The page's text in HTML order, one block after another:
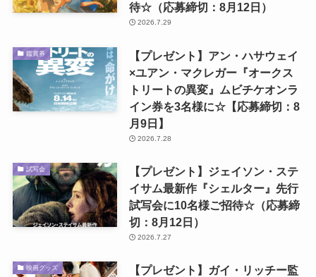
待☆（応募締切：8月12日）
2026.7.29
鑑賞券
【プレゼント】アン・ハサウェイ
×ユアン・マクレガー『オークス
トリートの異変』ムビチケオンラ
イン券を3名様に☆【応募締切：8
月9日】
2026.7.28
試写会
【プレゼント】ジェイソン・ステ
イサム最新作『シェルター』先行
試写会に10名様ご招待☆（応募締
切：8月12日）
2026.7.27
映画グッズ
【プレゼント】ガイ・リッチー監